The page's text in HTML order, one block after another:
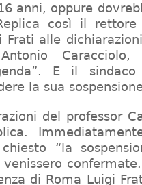
anni, oppure
così il rettore
Frati alle
E il
la sua
del professor
“la
di Roma Luigi